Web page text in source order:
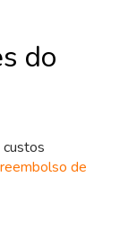
do
custos
reembolso de